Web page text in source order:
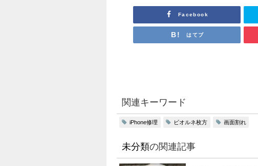
Facebook
はてブ
関連キーワード
iPhone修理 ビオルネ枚方 画面割れ
未分類の関連記事